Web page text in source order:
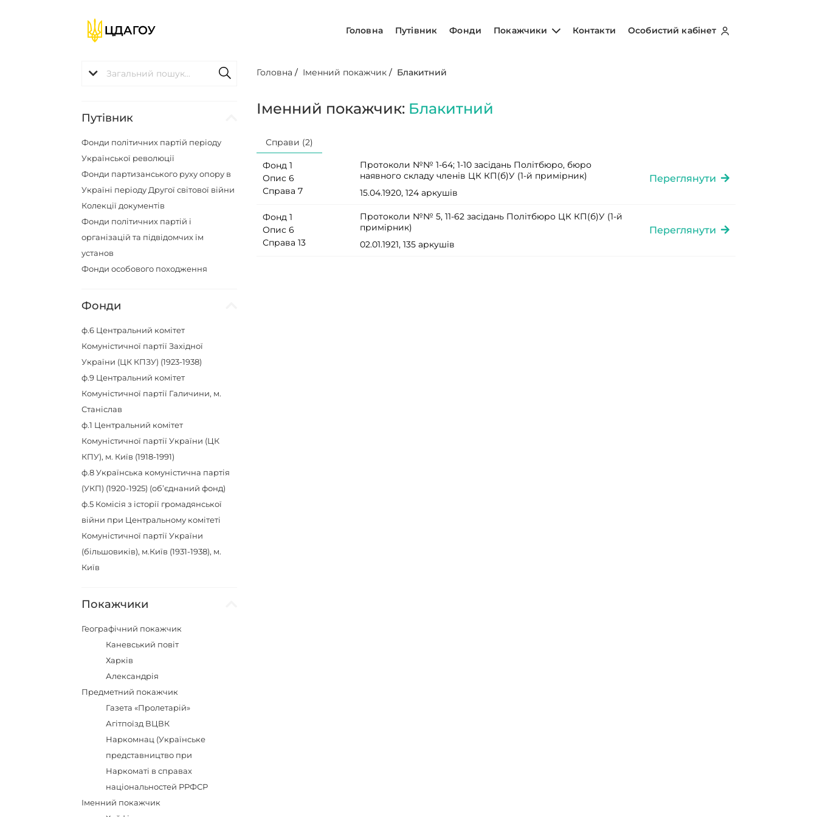
Головна Путівник Фонди Покажчики Контакти Особистий кабінет
Путівник
Фонди політичних партій періоду
Української революції
Фонди партизанського руху опору в
Україні періоду Другої світової війни
Колекції документів
Фонди політичних партій і
організацій та підвідомчих їм
установ
Фонди особового походження
Фонди
ф.6 Центральний комітет
Комуністичної партії Західної
України (ЦК КПЗУ) (1923-1938)
ф.9 Центральний комітет
Комуністичної партії Галичини, м.
Станіслав
ф.1 Центральний комітет
Комуністичної партії України (ЦК
КПУ), м. Київ (1918-1991)
ф.8Українська комуністична партія
(УКП) (1920-1925) (об’єднаний фонд)
ф.5 Комісія з історії громадянської
війни при Центральному комітеті
Комуністичної партії України
(більшовиків), м.Київ (1931-1938), м.
Київ
Покажчики
Географічний покажчик
Каневський повіт
Харків
Александрія
Предметний покажчик
Газета «Пролетарій»
Агітпоїзд ВЦВК
Наркомнац (Українське
представництво при
Наркоматі в справах
національностей РРФСР
Іменний покажчик
Головна / Іменний покажчик / Блакитний
Іменний покажчик: Блакитний
Справи (2)
Фонд 1
Опис 6
Справа 7
Протоколи №№ 1-64; 1-10 засідань Політбюро, бюро
наявного складу членів ЦК КП(б)У (1-й примірник)
15.04.1920, 124 аркушів
Переглянути
Фонд 1
Опис 6
Справа 13
Протоколи №№ 5, 11-62 засідань Політбюро ЦК КП(б)У (1-й
примірник)
02.01.1921, 135 аркушів
Переглянути